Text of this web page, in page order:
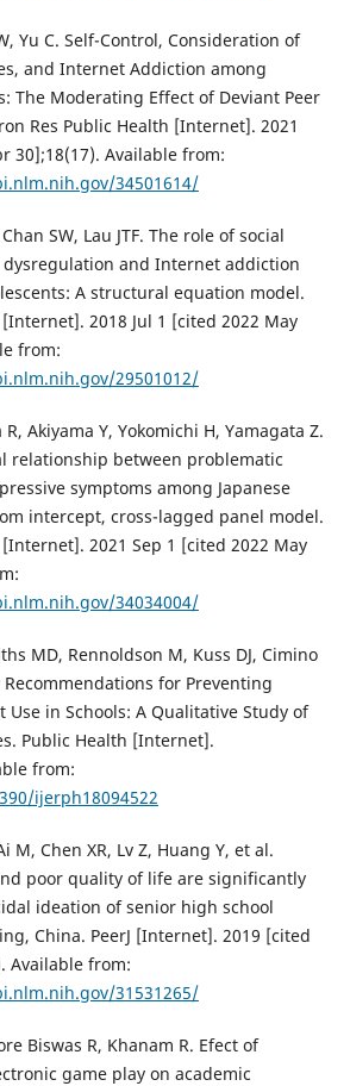
Yu C. Self-Control, Consideration of
and Internet Addiction among
The Moderating Effect of Deviant Peer
Res Public Health [Internet]. 2021
30];18(17). Available from:
34501614/
SW, Lau JTF. The role of social
and Internet addiction
A structural equation model.
2018 Jul 1 [cited 2022 May
from:
29501012/
Akiyama Y, Yokomichi H, Yamagata Z.
relationship between problematic
symptoms among Japanese
intercept, cross-lagged panel model.
2021 Sep 1 [cited 2022 May
34034004/
MD, Rennoldson M, Kuss DJ, Cimino
Recommendations for Preventing
in Schools: A Qualitative Study of
Public Health [Internet].
from:
ijerph18094522
M, Chen XR, Lv Z, Huang Y, et al.
poor quality of life are significantly
ideation of senior high school
China. PeerJ [Internet]. 2019 [cited
Available from:
31531265/
Biswas R, Khanam R. Efect of
game play on academic